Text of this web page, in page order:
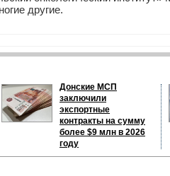
другие.
Донские МСП
заключили
экспортные
контракты на сумму
более $9 млн в 2026
году